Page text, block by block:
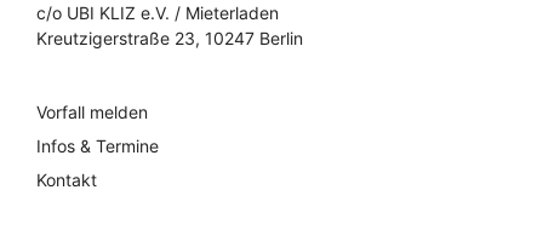
c/o UBI KLIZ e.V. / Mieterladen
Kreutzigerstraße 23, 10247 Berlin
Vorfall melden
Infos & Termine
Kontakt